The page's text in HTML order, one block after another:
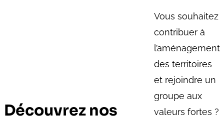
Découvrez nos
Vous souhaitez
contribuer à
l’aménagement
des territoires
et rejoindre un
groupe aux
valeurs fortes ?